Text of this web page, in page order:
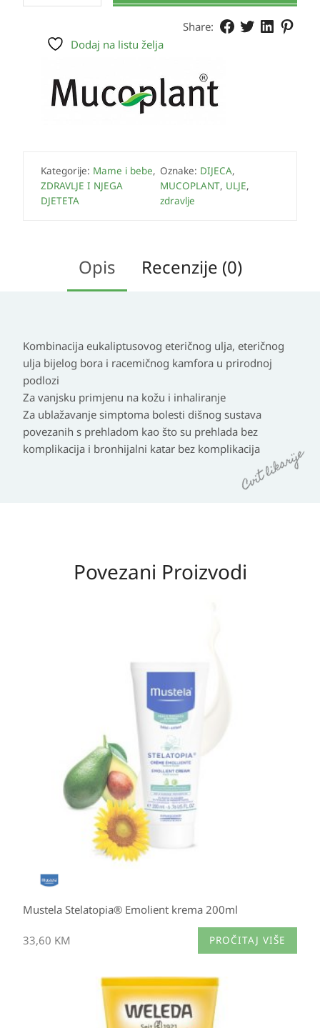
Share:
Dodaj na listu želja
Kategorije: Mame i bebe,
ZDRAVLJE I NJEGA
DJETETA
Oznake: DIJECA,
MUCOPLANT, ULJE,
zdravlje
Opis Recenzije (0)
Kombinacija eukaliptusovog eteričnog ulja, eteričnog
ulja bijelog bora i racemičnog kamfora u prirodnoj
podlozi
Za vanjsku primjenu na kožu i inhaliranje
Za ublažavanje simptoma bolesti dišnog sustava
povezanih s prehladom kao što su prehlada bez
komplikacija i bronhijalni katar bez komplikacija
Povezani Proizvodi
Mustela Stelatopia® Emolient krema 200ml
33,60 KM PROČITAJ VIŠE